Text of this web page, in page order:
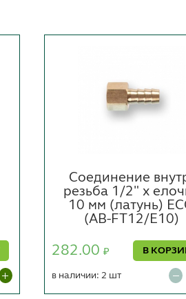
Соединение
резьба 1/2" х
10 мм (латунь)
(AB-FT12/E10)
282.00 ₽ В
в наличии: 2 шт